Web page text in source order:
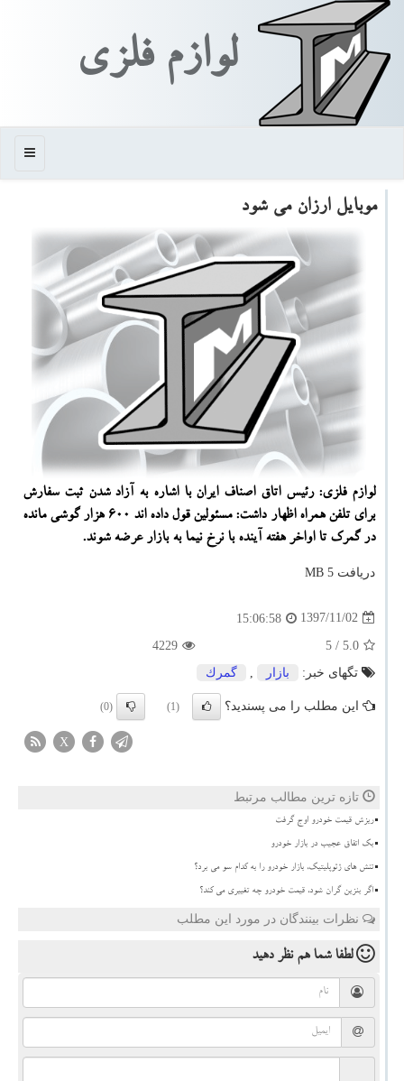
لوازم فلزی
منو
موبایل ارزان می شود
لوازم فلزی: رئیس اتاق اصناف ایران با اشاره به آزاد شدن ثبت سفارش
برای تلفن همراه اظهار داشت: مسئولین قول داده اند ۶۰۰ هزار گوشی مانده
در گمرك تا اواخر هفته آینده با نرخ نیما به بازار عرضه شوند.
دریافت 5 MB
1397/11/02
15:06:58
5.0
/ 5
4229
تگهای خبر:
بازار , گمرك
این مطلب را می پسندید؟ (1)
(0)
X
تازه ترین مطالب مرتبط
ریزش قیمت خودرو اوج گرفت
بک اتفاق عجیب در بازار خودرو
تنش های ژئوپلیتیک، بازار خودرو را به کدام سو می برد؟
اگر بنزین گران شود، قیمت خودرو چه تغییری می کند؟
نظرات بینندگان در مورد این مطلب
لطفا شما همنظر دهید